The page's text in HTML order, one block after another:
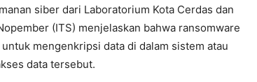
siber dari Laboratorium Kota Cerdas dan
(ITS) menjelaskan bahwa ransomware
mengenkripsi data di dalam sistem atau
data tersebut.